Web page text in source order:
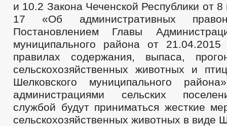
и 10.2 Закона Чеченской Республики от
17 «Об административных
Постановлением Главы
муниципального района от
правилах содержания, выпаса,
сельскохозяйственных животных и
Шелковского муниципального
администрациями сельских
службой будут приниматься жесткие
сельскохозяйственных животных в виде